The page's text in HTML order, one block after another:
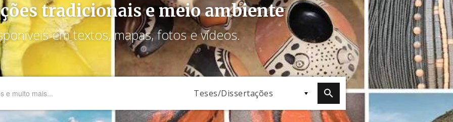
tradicionais e meio ambiente
em textos, mapas, fotos e vídeos.
Teses/Dissertações